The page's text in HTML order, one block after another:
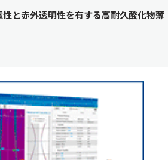
と赤外透明性を有する高耐久酸化物薄